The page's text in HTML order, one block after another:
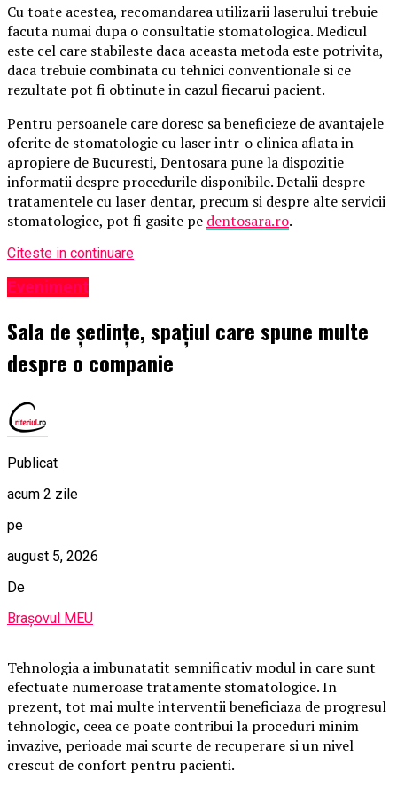
Cu toate acestea, recomandarea utilizarii laserului trebuie
facuta numai dupa o consultatie stomatologica. Medicul
este cel care stabileste daca aceasta metoda este potrivita,
daca trebuie combinata cu tehnici conventionale si ce
rezultate pot fi obtinute in cazul fiecarui pacient.
Pentru persoanele care doresc sa beneficieze de avantajele
oferite de stomatologie cu laser intr-o clinica aflata in
apropiere de Bucuresti, Dentosara pune la dispozitie
informatii despre procedurile disponibile. Detalii despre
tratamentele cu laser dentar, precum si despre alte servicii
stomatologice, pot fi gasite pe dentosara.ro.
Citeste in continuare
Eveniment
Sala de ședințe, spațiul care spune multe
despre o companie
Publicat
acum 2 zile
pe
august 5, 2026
De
Brașovul MEU
Tehnologia a imbunatatit semnificativ modul in care sunt
efectuate numeroase tratamente stomatologice. In
prezent, tot mai multe interventii beneficiaza de progresul
tehnologic, ceea ce poate contribui la proceduri minim
invazive, perioade mai scurte de recuperare si un nivel
crescut de confort pentru pacienti.